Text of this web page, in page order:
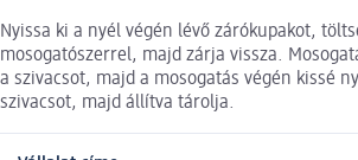
Nyissa ki a nyél végén lévő zárókupakot,
mosogatószerrel, majd zárja vissza.
a szivacsot, majd a mosogatás végén kissé
szivacsot, majd állítva tárolja.